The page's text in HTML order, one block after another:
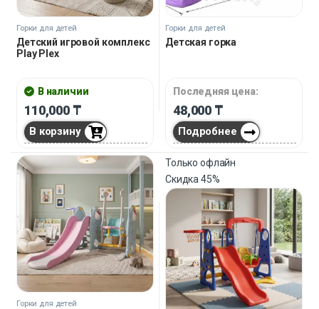
Горки для детей
Детский игровой комплекс
Play Plex
В наличии
110,000 ₸
В корзину
Горки для детей
Детская горка
Последняя цена:
48,000 ₸
Подробнее
Горки для детей
Только офлайн
Скидка45%